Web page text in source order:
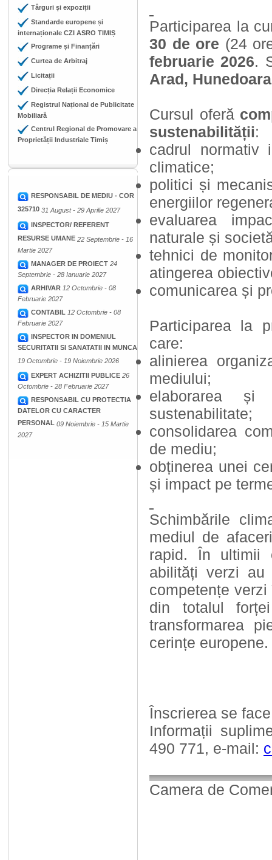
Târguri și expoziții
Standarde europene și
internaționale CZI ASRO TIMIȘ
Programe și Finanțări
Curtea de Arbitraj
Licitații
Direcția Relații Economice
Registrul Național de Publicitate
Mobiliară
Centrul Regional de Promovare a
Proprietății Industriale Timiș
RESPONSABIL DE MEDIU - COR
325710 31 August - 29 Aprilie 2027
INSPECTOR/ REFERENT
RESURSE UMANE 22 Septembrie - 16
Martie 2027
MANAGER DE PROIECT 24
Septembrie - 28 Ianuarie 2027
ARHIVAR 12 Octombrie - 08
Februarie 2027
CONTABIL 12 Octombrie - 08
Februarie 2027
INSPECTOR IN DOMENIUL
SECURITATII SI SANATATII IN MUNCA
19 Octombrie - 19 Noiembrie 2026
EXPERT ACHIZITII PUBLICE 26
Octombrie - 28 Februarie 2027
RESPONSABIL CU PROTECTIA
DATELOR CU CARACTER
PERSONAL 09 Noiembrie - 15 Martie
2027
Participarea la
30 de ore (24
februarie 2026.
Arad,
Cursul oferă
sustenabilității:
cadrul normativ
climatice;
politici și
energiilor
evaluarea
naturale și
tehnici de
atingerea
comunicarea și
Participarea la
care:
alinierea
mediului;
elaborarea și
sustenabilitate;
consolidarea
de mediu;
obținerea unei
și impact pe
Schimbările
mediul de
rapid. În ultimii
abilități verzi
competențe
din totalul
transformarea
cerințe europene.
Înscrierea se
Informații
490 771, e-mail:
Camera de